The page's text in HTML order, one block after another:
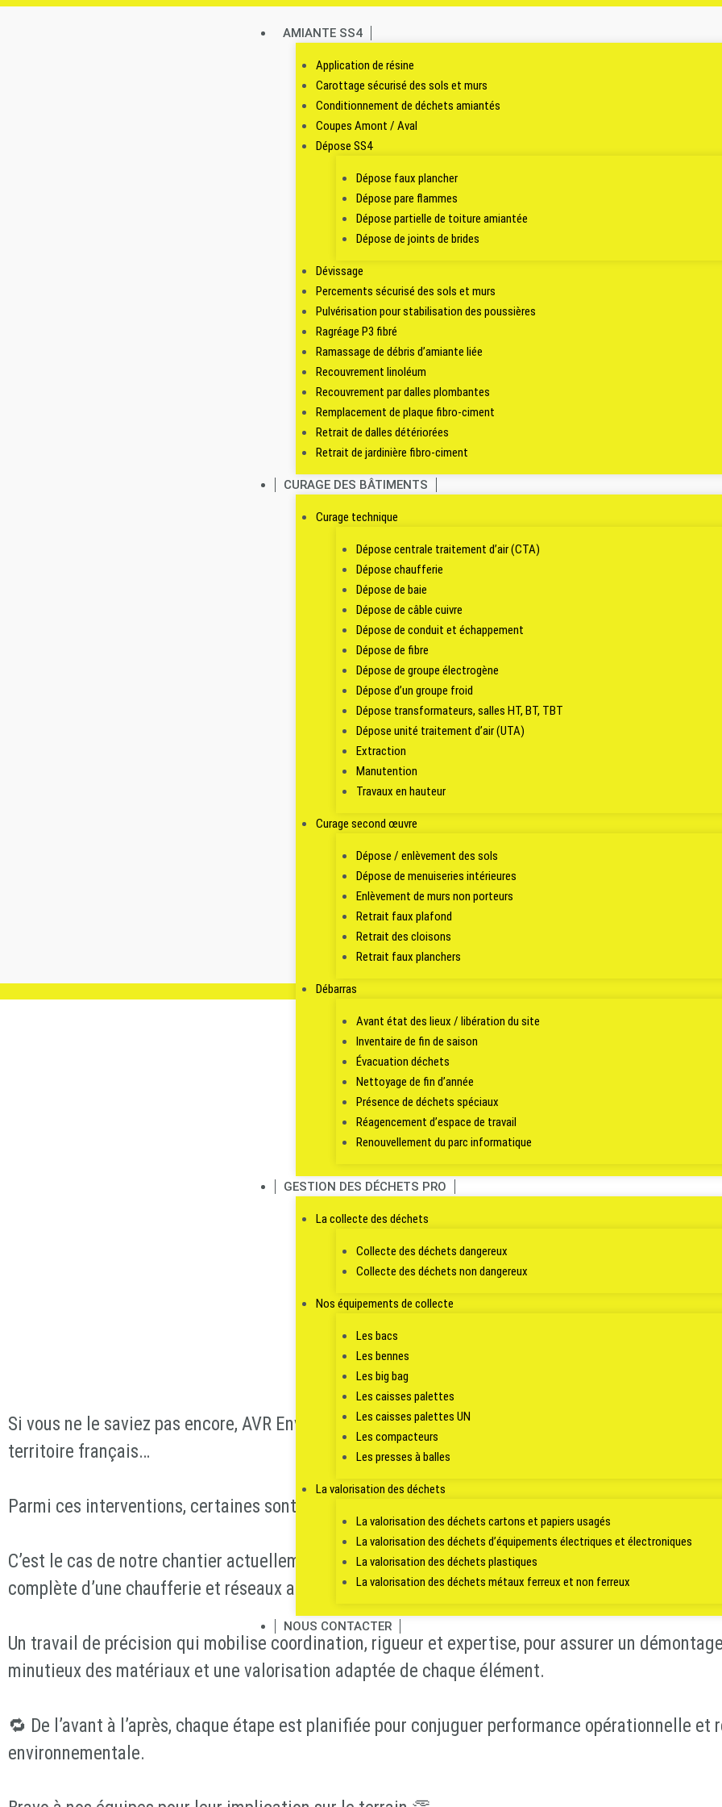
AMIANTE SS4
Application de résine
Carottage sécurisé des sols et murs
Conditionnement de déchets amiantés
Coupes Amont / Aval
Dépose SS4
Dépose faux plancher
Dépose pare flammes
Dépose partielle de toiture amiantée
Dépose de joints de brides
Dévissage
Percements sécurisé des sols et murs
Pulvérisation pour stabilisation des poussières
Ragréage P3 fibré
Ramassage de débris d’amiante liée
Recouvrement linoléum
Recouvrement par dalles plombantes
Remplacement de plaque fibro-ciment
Retrait de dalles détériorées
Retrait de jardinière fibro-ciment
CURAGE DES BÂTIMENTS
Curage technique
Dépose centrale traitement d’air (CTA)
Dépose chaufferie
Dépose de baie
Dépose de câble cuivre
Dépose de conduit et échappement
Dépose de fibre
Dépose de groupe électrogène
Dépose d’un groupe froid
Dépose transformateurs, salles HT, BT, TBT
Dépose unité traitement d’air (UTA)
Extraction
Manutention
Travaux en hauteur
Curage second œuvre
Dépose / enlèvement des sols
Dépose de menuiseries intérieures
Enlèvement de murs non porteurs
Retrait faux plafond
Retrait des cloisons
Retrait faux planchers
Débarras
Avant état des lieux / libération du site
Inventaire de fin de saison
Évacuation déchets
Nettoyage de fin d’année
Présence de déchets spéciaux
Réagencement d’espace de travail
Renouvellement du parc informatique
GESTION DES DÉCHETS PRO
La collecte des déchets
Collecte des déchets dangereux
Collecte des déchets non dangereux
Nos équipements de collecte
Les bacs
Les bennes
Les big bag
Les caisses palettes
Les caisses palettes UN
Les compacteurs
Les presses à balles
La valorisation des déchets
La valorisation des déchets cartons et papiers usagés ​
La valorisation des déchets d’équipements électriques et électroniques
La valorisation des déchets plastiques
La valorisation des déchets métaux ferreux et non ferreux
NOUS CONTACTER
Curage des batiments Focus sur la dépose d’une chaufferie a
Focus sur la dépose
chaufferie à Lille
Si vous ne le saviez pas encore, AVR Environnementréalise des prestations de curage technique
territoire français…
Parmi ces interventions, certaines sont particulièrement emblématiques de notre savoir-faire.
C’est le cas de notre chantier actuellement en cours àVille de Lille, où l’une de nos équipes
complète d’une chaufferie et réseaux associés dans le cadre d’un vaste projet de curage
Un travail de précision qui mobilise coordination, rigueur et expertise, pour assurer un
minutieux des matériaux et une valorisation adaptée de chaque élément.
🔁 De l’avant à l’après, chaque étape est planifiée pour conjuguer performance opérationnelle et
environnementale.